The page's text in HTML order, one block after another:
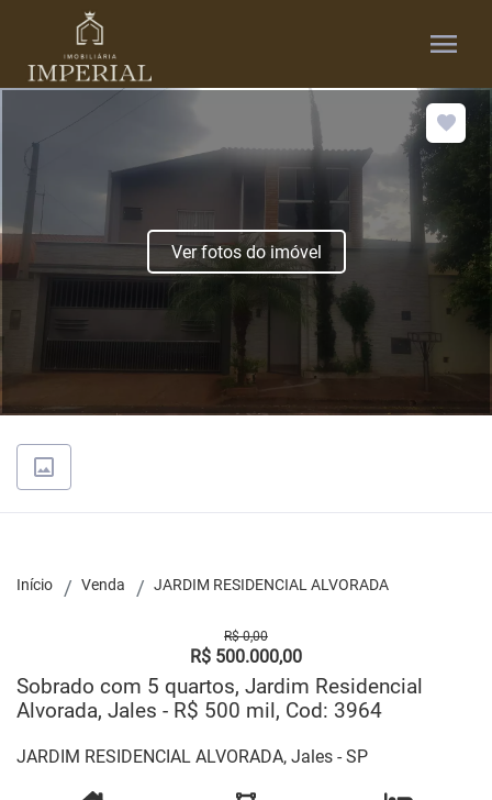
menu
Ver fotos do imóvel
Início Venda JARDIM RESIDENCIAL ALVORADA
R$ 0,00
R$ 500.000,00
Sobrado com 5 quartos, Jardim Residencial
Alvorada, Jales - R$ 500 mil, Cod: 3964
JARDIM RESIDENCIAL ALVORADA, Jales - SP